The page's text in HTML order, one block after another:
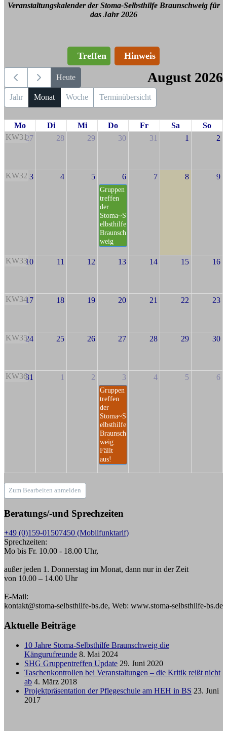
Veranstaltungskalender der Stoma-Selbsthilfe Braunschweig für
das Jahr 2026
Treffen Hinweis
Heute August 2026
Jahr Monat Woche Terminübersicht
Mo Di Mi Do Fr Sa
So
KW3127 28 29 30 31 1 2
KW32 3 4 5 6
Gruppen
treffen
der
Stoma~S
elbsthilfe
Braunsch
weig
7 8 9
KW3310 11 12 13 14 15 16
KW3417 18 19 20 21 22 23
KW3524 25 26 27 28 29 30
KW3631 1 2 3
Gruppen
treffen
der
Stoma~S
elbsthilfe
Braunsch
weig.
Fällt
aus!
4 5 6
Zum Bearbeiten anmelden
Beratungs/-und Sprechzeiten
+49 (0)159-01507450 (Mobilfunktarif)
Sprechzeiten:
Mo bis Fr. 10.00 - 18.00 Uhr,
außer jeden 1. Donnerstag im Monat, dann nur in der Zeit
von 10.00 – 14.00 Uhr
E-Mail:
kontakt@stoma-selbsthilfe-bs.de, Web: www.stoma-selbsthilfe-bs.de
Aktuelle Beiträge
10 Jahre Stoma-Selbsthilfe Braunschweig die
Kängurufreunde 8. Mai 2024
SHG Gruppentreffen Update 29. Juni 2020
Taschenkontrollen bei Veranstaltungen – die Kritik reißt nicht
ab 4. März 2018
Projektpräsentation der Pflegeschule am HEH in BS 23. Juni
2017